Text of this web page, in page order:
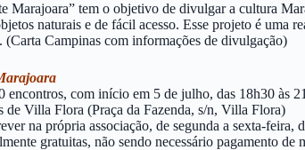
Marajoara” tem o objetivo de divulgar a cultura
naturais e de fácil acesso. Esse projeto é
Campinas com informações de divulgação)
encontros, com início em 5 de julho, das 18h30 às
de Villa Flora (Praça da Fazenda, s/n, Villa Flora)
na própria associação, de segunda a sexta-
gratuitas, não sendo necessário pagamento de